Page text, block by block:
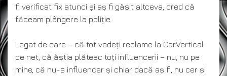
fi verificat fix atunci și aș fi găsit altceva, cred că
făceam plângere la poliție.
Legat de care – că tot vedeți reclame la CarVertical
pe net, că ăștia plătesc toți influencerii – nu, nu pe
mine, că nu-s influencer și chiar dacă aș fi, nu cer și